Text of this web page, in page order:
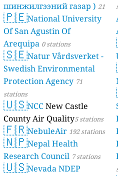
шинжилгээний газар ) 21
stations
🇵🇪National University
Of San Agustin Of
Arequipa 0 stations
🇸🇪Natur Vårdsverket -
Swedish Environmental
Protection Agency 71
stations
🇺🇸NCCNew Castle
County Air Quality5 stations
🇫🇷NebuleAir 192 stations
🇳🇵Nepal Health
Research Council 7 stations
🇺🇸Nevada NDEP